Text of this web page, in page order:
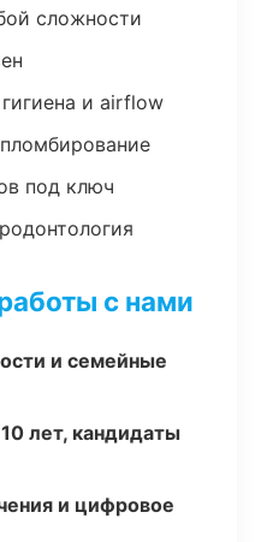
сложности
и airflow
под ключ
с нами
и семейные
лет, кандидаты
и цифровое